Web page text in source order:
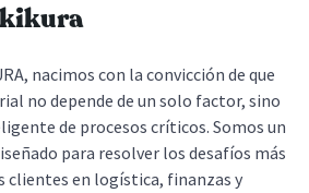
nacimos con la convicción de que
no depende de un solo factor, sino
de procesos críticos. Somos un
para resolver los desafíos más
clientes en logística, finanzas y